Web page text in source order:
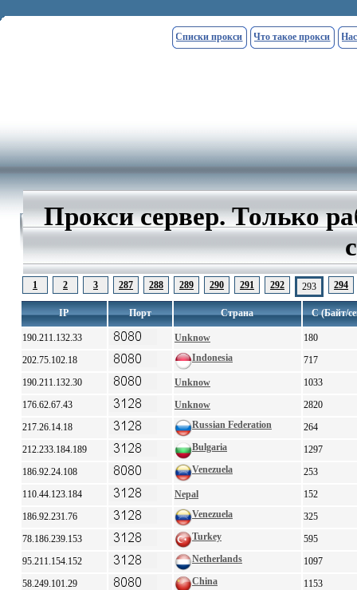
Списки прокси Что такое прокси
Прокси сервер. Только
1 2 3 287 288 289 290 291 292 293 294
IP Порт Страна С (Байт/
190.211.132.33 Unknow
180
202.75.102.18
Indonesia
717
190.211.132.30
Unknow
1033
176.62.67.43
Unknow
2820
217.26.14.18
Russian Federation
264
212.233.184.189
Bulgaria
1297
186.92.24.108
Venezuela
253
110.44.123.184
Nepal
152
186.92.231.76
Venezuela
325
78.186.239.153
Turkey
595
95.211.154.152
Netherlands
1097
58.249.101.29
China
1153